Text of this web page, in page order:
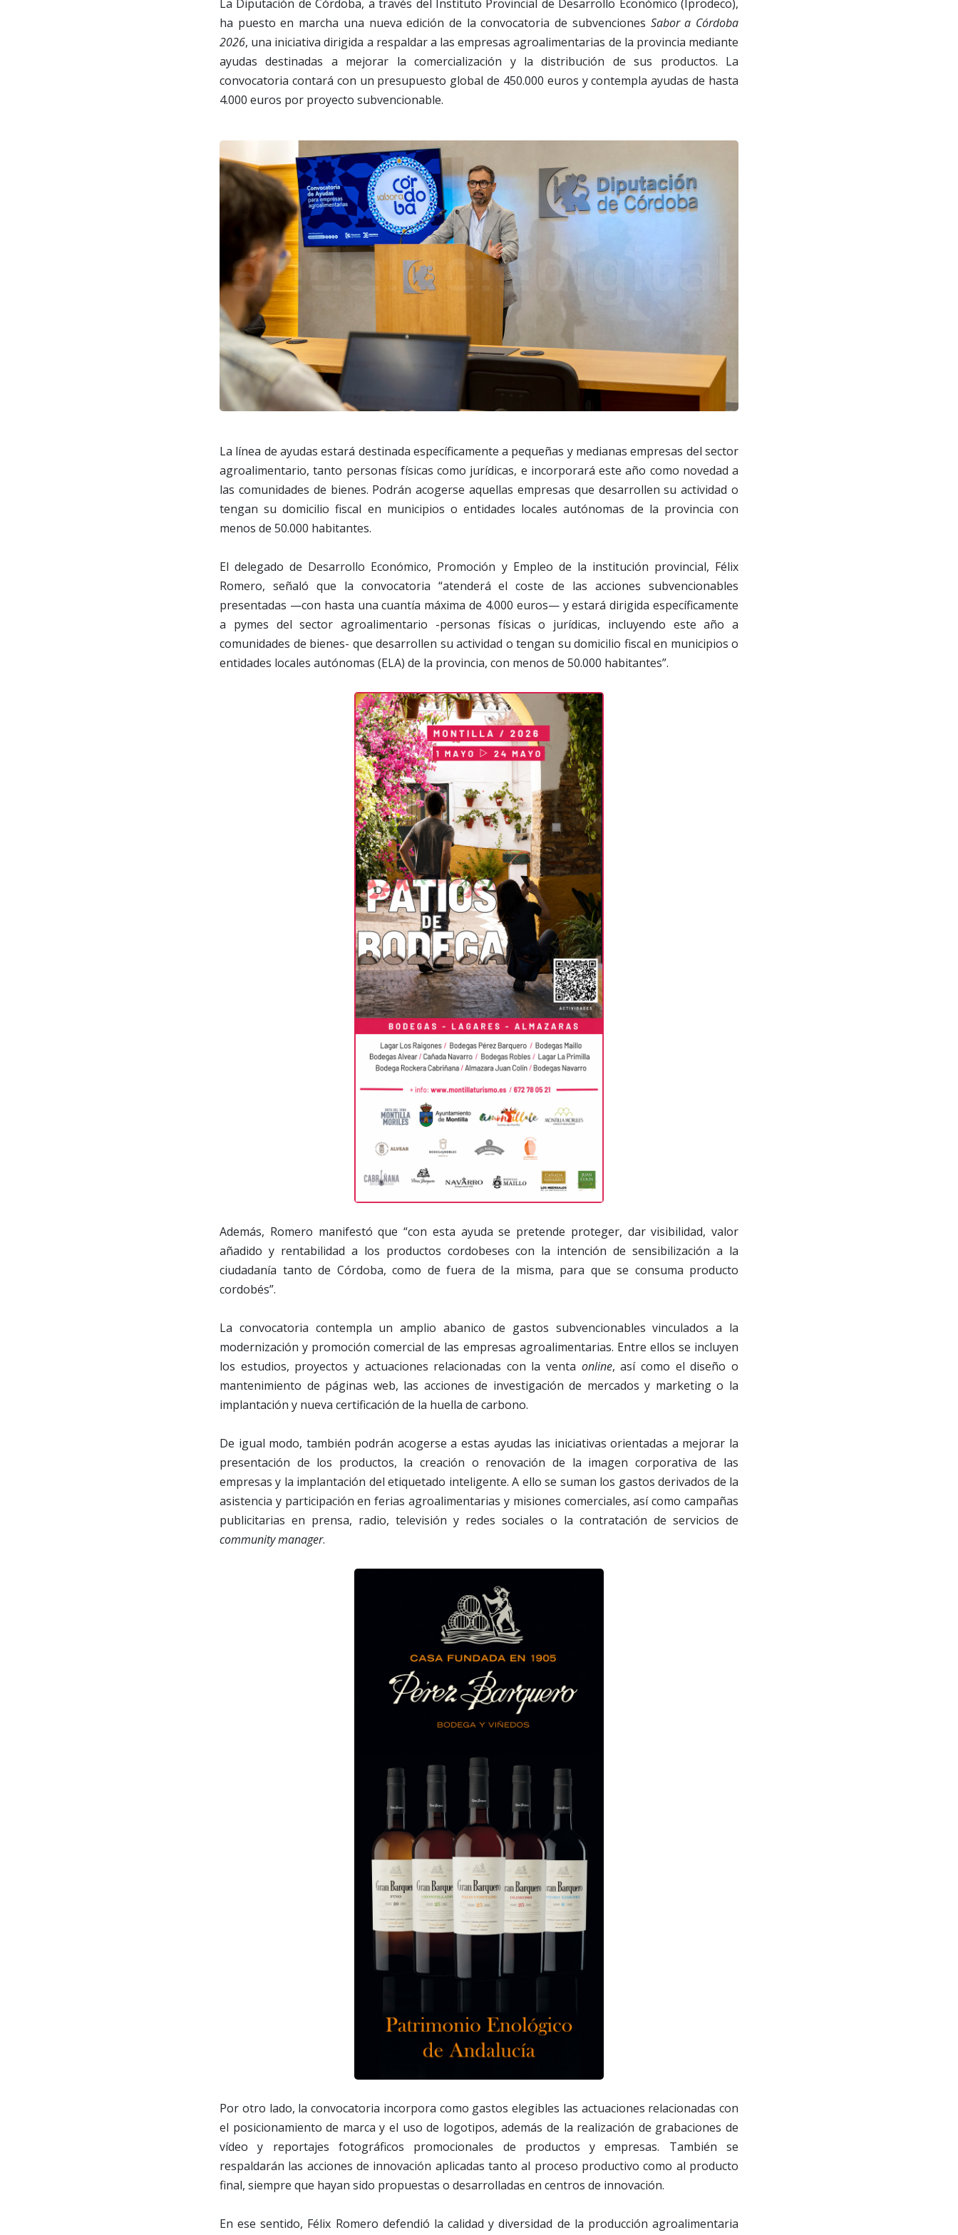
La Diputación de Córdoba, a través del Instituto Provincial de Desarrollo Económico (Iprodeco),
ha puesto en marcha una nueva edición de la convocatoria de subvenciones Sabor a Córdoba
2026, una iniciativa dirigida a respaldar a las empresas agroalimentarias de la provincia mediante
ayudas destinadas a mejorar la comercialización y la distribución de sus productos. La
convocatoria contará con un presupuesto global de 450.000 euros y contempla ayudas de hasta
4.000 euros por proyecto subvencionable.
La línea de ayudas estará destinada específicamente a pequeñas y medianas empresas del sector
agroalimentario, tanto personas físicas como jurídicas, e incorporará este año como novedad a
las comunidades de bienes. Podrán acogerse aquellas empresas que desarrollen su actividad o
tengan su domicilio fiscal en municipios o entidades locales autónomas de la provincia con
menos de 50.000 habitantes.
El delegado de Desarrollo Económico, Promoción y Empleo de la institución provincial, Félix
Romero, señaló que la convocatoria “atenderá el coste de las acciones subvencionables
presentadas —con hasta una cuantía máxima de 4.000 euros— y estará dirigida específicamente
a pymes del sector agroalimentario -personas físicas o jurídicas, incluyendo este año a
comunidades de bienes- que desarrollen su actividad o tengan su domicilio fiscal en municipios o
entidades locales autónomas (ELA) de la provincia, con menos de 50.000 habitantes”.
Además, Romero manifestó que “con esta ayuda se pretende proteger, dar visibilidad, valor
añadido y rentabilidad a los productos cordobeses con la intención de sensibilización a la
ciudadanía tanto de Córdoba, como de fuera de la misma, para que se consuma producto
cordobés”.
La convocatoria contempla un amplio abanico de gastos subvencionables vinculados a la
modernización y promoción comercial de las empresas agroalimentarias. Entre ellos se incluyen
los estudios, proyectos y actuaciones relacionadas con la venta online, así como el diseño o
mantenimiento de páginas web, las acciones de investigación de mercados y marketing o la
implantación y nueva certificación de la huella de carbono.
De igual modo, también podrán acogerse a estas ayudas las iniciativas orientadas a mejorar la
presentación de los productos, la creación o renovación de la imagen corporativa de las
empresas y la implantación del etiquetado inteligente. A ello se suman los gastos derivados de la
asistencia y participación en ferias agroalimentarias y misiones comerciales, así como campañas
publicitarias en prensa, radio, televisión y redes sociales o la contratación de servicios de
community manager.
Por otro lado, la convocatoria incorpora como gastos elegibles las actuaciones relacionadas con
el posicionamiento de marca y el uso de logotipos, además de la realización de grabaciones de
vídeo y reportajes fotográficos promocionales de productos y empresas. También se
respaldarán las acciones de innovación aplicadas tanto al proceso productivo como al producto
final, siempre que hayan sido propuestas o desarrolladas en centros de innovación.
En ese sentido, Félix Romero defendió la calidad y diversidad de la producción agroalimentaria